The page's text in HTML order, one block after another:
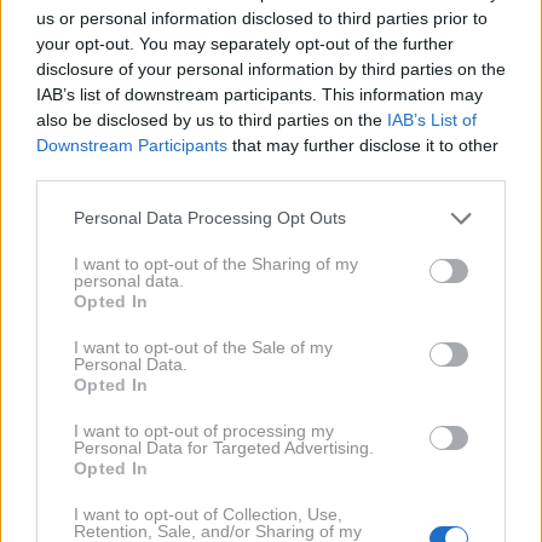
us or personal information disclosed to third parties prior to
your opt-out. You may separately opt-out of the further
disclosure of your personal information by third parties on the
IAB’s list of downstream participants. This information may
also be disclosed by us to third parties on the IAB’s List of
Downstream Participants that may further disclose it to other
Personal Data Processing Opt Outs
I want to opt-out of the Sharing of my
personal data.
Opted In
I want to opt-out of the Sale of my
Personal Data.
Opted In
I want to opt-out of processing my
Personal Data for Targeted Advertising.
Opted In
I want to opt-out of Collection, Use,
Retention, Sale, and/or Sharing of my
čeprav prej tega ni počel.
6. Zgodovina brskalnika je vedno izbrisana
Če opazite, da redno briše zgodovino iskanj ali
razloga, to lahko v vas sproži dvom. Seveda je
želja po zasebnosti normalna, a nenadna
sprememba navad pogosto vzbudi vprašanja.
Morda vas zanima tudi:
"Lastni mož me je blokiral na Instagramu!"
(izpoved obupane žene, ki je odkrila
Moški tega ne more skriti: 7 jasnih znakov,